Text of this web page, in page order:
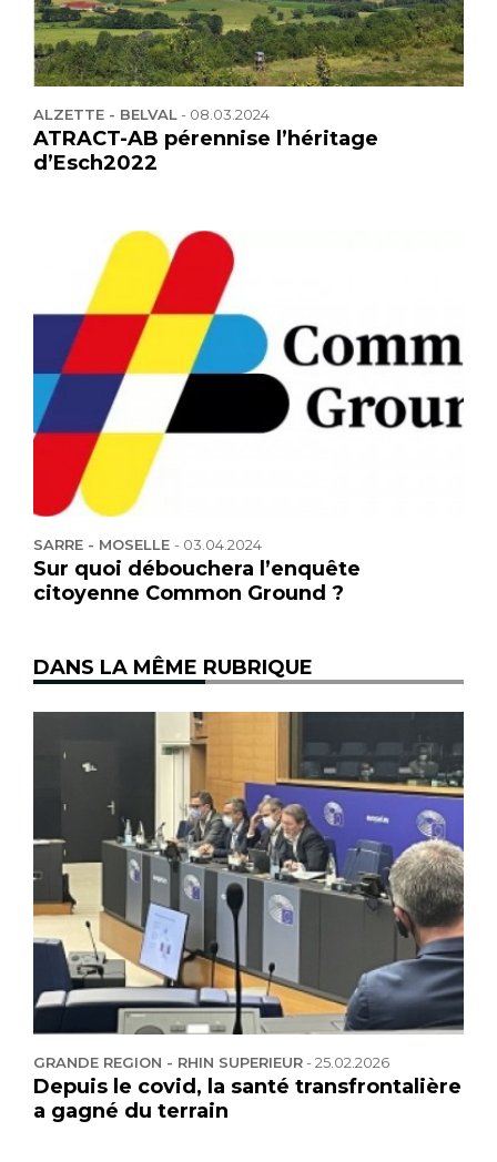
ALZETTE - BELVAL- 08.03.2024
ATRACT-AB pérennise l’héritage
d’Esch2022
SARRE - MOSELLE - 03.04.2024
Sur quoi débouchera l’enquête
citoyenne Common Ground ?
DANS LA MÊME RUBRIQUE
GRANDE REGION - RHIN SUPERIEUR-25.02.2026
Depuis le covid, la santé transfrontalière
a gagné du terrain